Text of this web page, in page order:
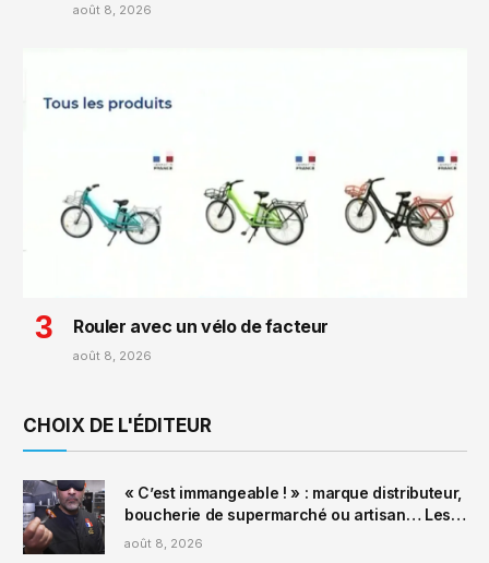
août 8, 2026
Rouler avec un vélo de facteur
août 8, 2026
CHOIX DE L'ÉDITEUR
« C’est immangeable ! » : marque distributeur,
boucherie de supermarché ou artisan… Les
merguez passent sur le gril !
août 8, 2026